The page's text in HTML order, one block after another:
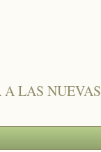
LAS NUEVAS